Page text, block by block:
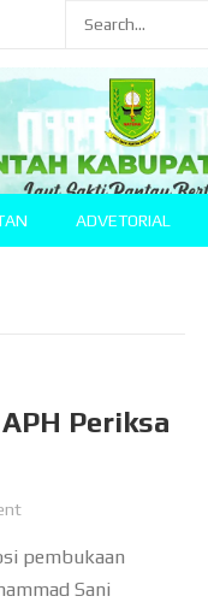
ADVETORIAL
Periksa
pembukaan
Sani